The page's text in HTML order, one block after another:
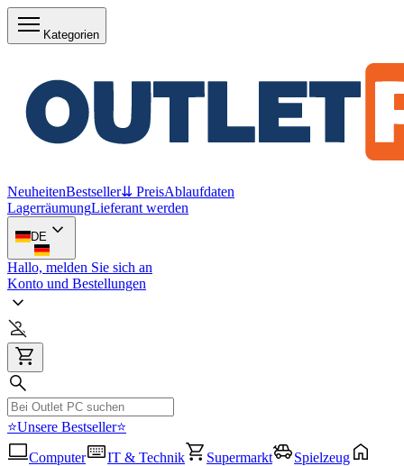
Kategorien
NeuheitenBestseller⇊ PreisAblaufdaten
LagerräumungLieferant werden
DE
Hallo, melden Sie sich an
Konto und Bestellungen
⭐Unsere Bestseller⭐
Computer
IT & Technik Supermarkt
Spielzeug